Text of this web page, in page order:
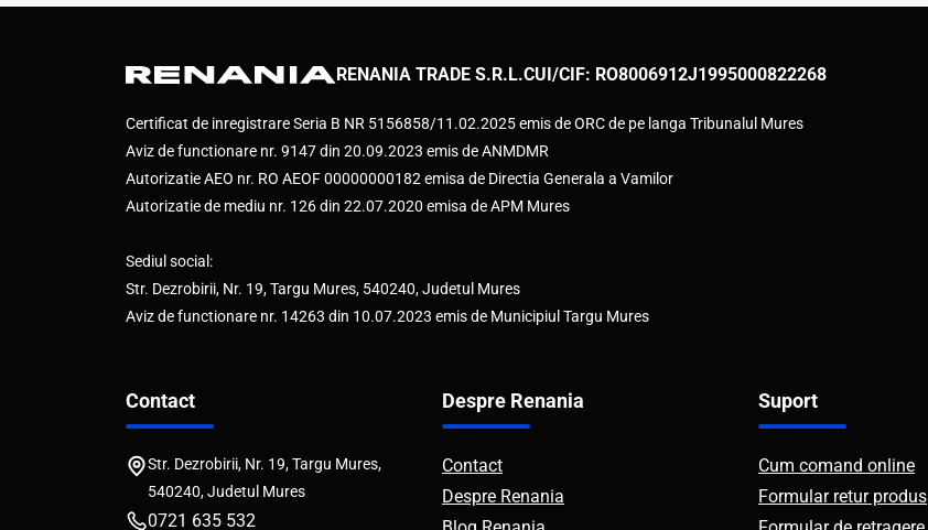
RENANIA TRADE S.R.L.CUI/CIF: RO8006912J1995000822268
Certificat de inregistrare Seria B NR 5156858/11.02.2025 emis de ORC de pe langa Tribunalul Mures
Aviz de functionare nr. 9147 din 20.09.2023 emis de ANMDMR
Autorizatie AEO nr. RO AEOF 00000000182 emisa de Directia Generala a Vamilor
Autorizatie de mediu nr. 126 din 22.07.2020 emisa de APM Mures
Sediul social:
Str. Dezrobirii, Nr. 19, Targu Mures, 540240, Judetul Mures
Aviz de functionare nr. 14263 din 10.07.2023 emis de Municipiul Targu Mures
Contact
Str. Dezrobirii, Nr. 19, Targu Mures,
540240, Judetul Mures
0721 635 532
Despre Renania
Contact
Despre Renania
Suport
Cum comand online
Formular retur produs